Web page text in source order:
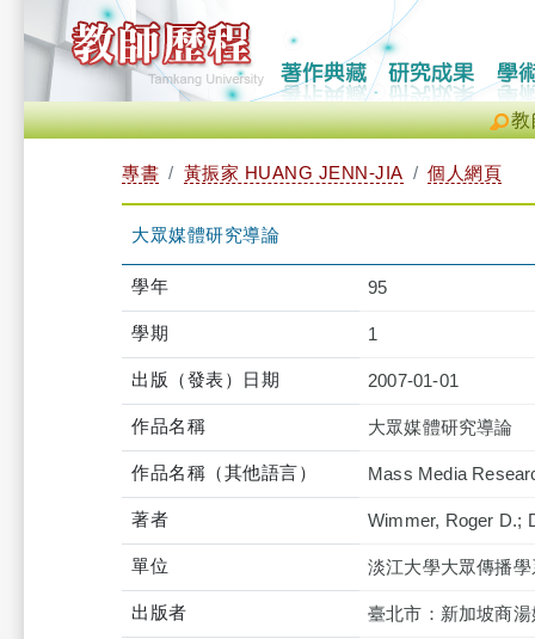
教
專書 黃振家 HUANG JENN-JIA 個人網頁
大眾媒體研究導論
學年 95
學期 1
出版（發表）日期 2007-01-01
作品名稱 大眾媒體研究導論
作品名稱（其他語言） Mass Media
著者 Wimmer, Roger D.;
單位 淡江大學大眾傳播學
出版者 臺北市：新加坡商